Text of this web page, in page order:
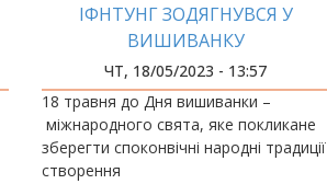
ІФНТУНГ ЗОДЯГНУВСЯ У
ВИШИВАНКУ
ЧТ, 18/05/2023 - 13:57
18 травня до Дня вишиванки –
міжнародного свята, яке покликане
зберегти споконвічні народні традиції
створення